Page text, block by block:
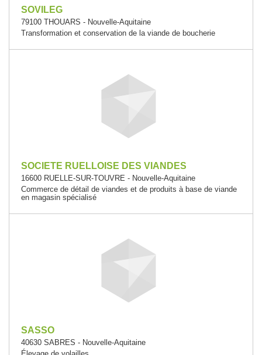
SOVILEG
79100 THOUARS - Nouvelle-Aquitaine
Transformation et conservation de la viande de boucherie
SOCIETE RUELLOISE DES VIANDES
16600 RUELLE-SUR-TOUVRE - Nouvelle-Aquitaine
Commerce de détail de viandes et de produits à base de viande
en magasin spécialisé
SASSO
40630 SABRES - Nouvelle-Aquitaine